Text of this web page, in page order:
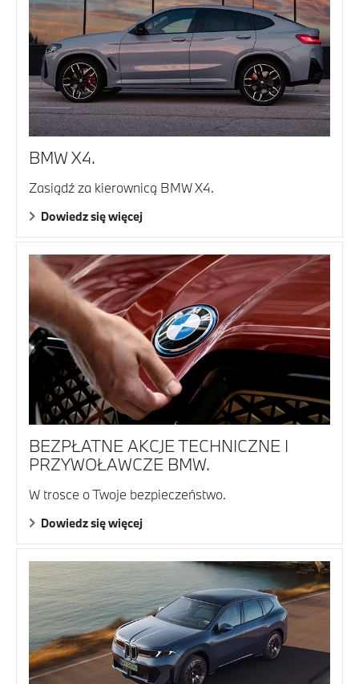
BMW X4.
Zasiądź za kierownicą BMW X4.
Dowiedz się więcej
BEZPŁATNE AKCJE TECHNICZNE I
PRZYWOŁAWCZE BMW.
W trosce o Twoje bezpieczeństwo.
Dowiedz się więcej